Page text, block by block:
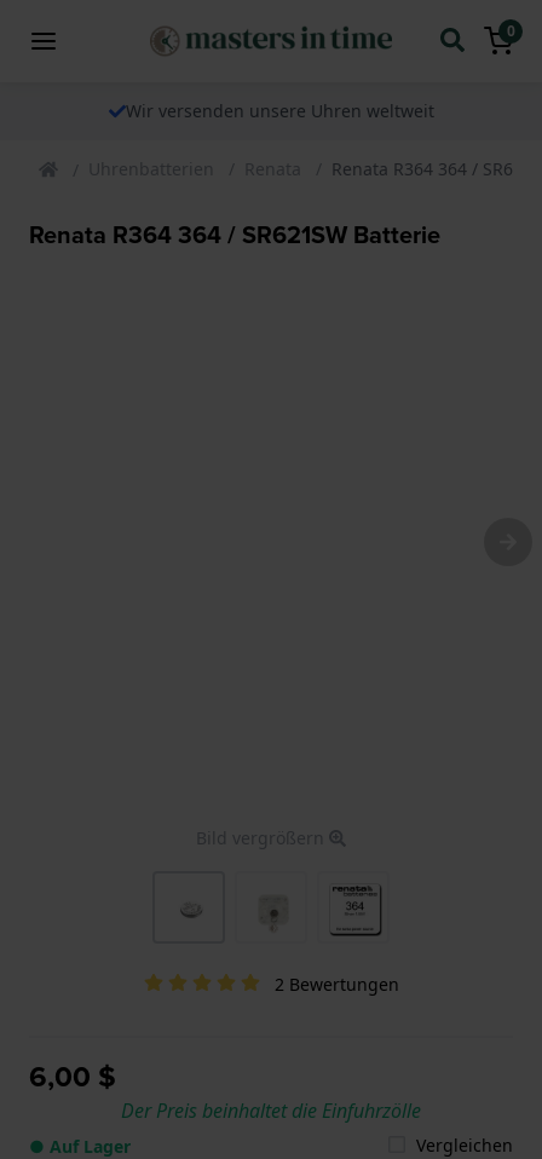
0
Wir versenden unsere Uhren weltweit
Uhrenbatterien Renata Renata R364 364 /
Renata R364 364 / SR621SW Batterie
Bild vergrößern
2 Bewertungen
6,00 $
Der Preis beinhaltet die Einfuhrzölle
● Auf Lager Vergleichen